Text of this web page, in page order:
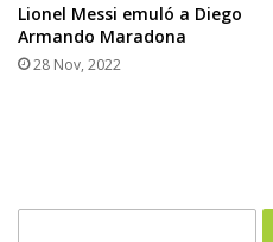
Lionel Messi emuló a Diego
Armando Maradona
28 Nov, 2022